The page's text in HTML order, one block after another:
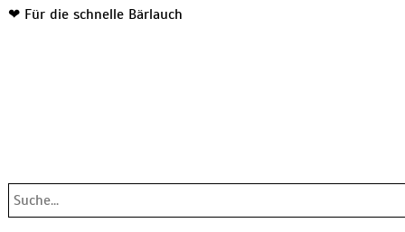
❤ Für die schnelle Bärlauch